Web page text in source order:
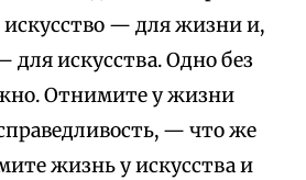
искусство — для жизни и,
искусства. Одно без
Отнимите у жизни
— что же
жизнь у искусства и